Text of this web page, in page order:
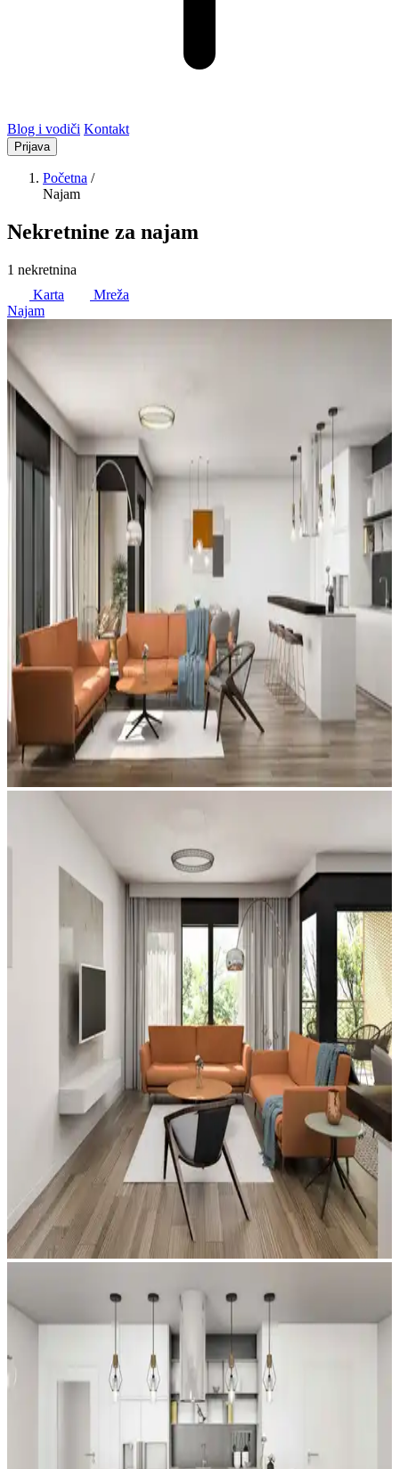
Blog i vodiči Kontakt
Prijava
Početna /
Najam
Nekretnine za najam
1 nekretnina
Karta
Mreža
Najam